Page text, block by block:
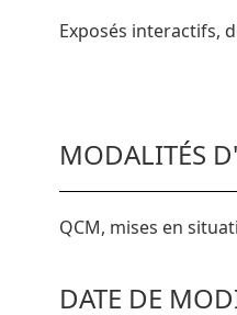
Exposés interactifs,
MODALITÉS
QCM, mises en
DATE DE